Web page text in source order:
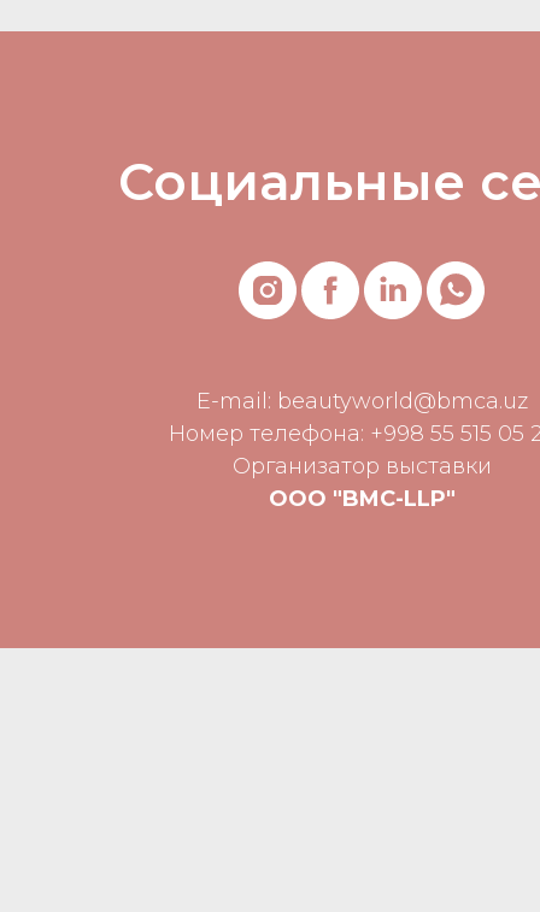
Социальные
E-mail: beautyworld@bmca.uz
Номер телефона: +998 55 515 05
Организатор выставки
ООО "BMC-LLP"